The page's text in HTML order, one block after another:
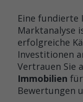
Eine
Marktanalyse
erfolgreiche
Investitionen
Vertrauen Sie
Immobilien
Bewertungen